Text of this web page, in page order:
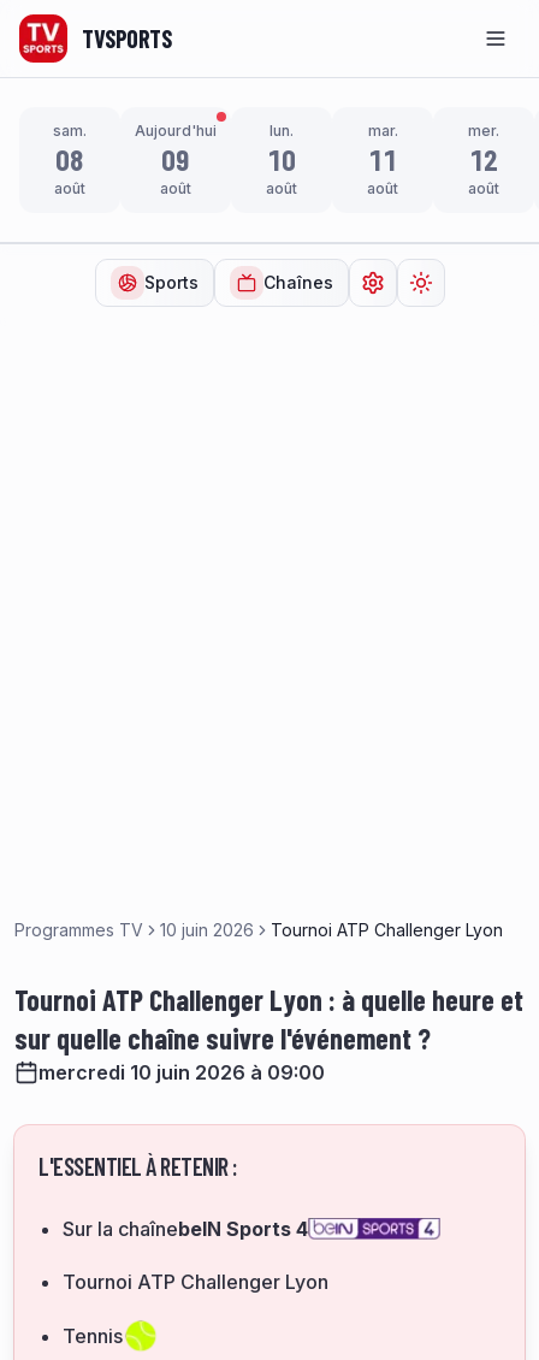
TVSPORTS
sam.
08
août
Aujourd'hui
09
août
lun.
10
août
mar.
11
août
mer.
12
août
Sports Chaînes Ouvrir lesChanger de
Programmes TV 10 juin 2026 Tournoi ATP Challenger Lyon
Tournoi ATP Challenger Lyon : à quelle heure et
sur quelle chaîne suivre l'événement ?
mercredi 10 juin 2026 à 09:00
L'ESSENTIEL À RETENIR :
Sur la chaînebeIN Sports 4
Tournoi ATP Challenger Lyon
Tennis